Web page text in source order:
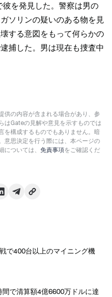
を発見した。警察は男の
ソリンの疑いのある物を見
する意図をもって何らかの
捕した。男は現在も捜査中
供の内容が含まれる場合があり、参
はGateの見解や意見を示すものでは
を構成するものでもありません。暗
意思決定を行う際には、本ページの
ついては、 免責事項をご確認くだ
で400台以上のマイニング機
で清算額4億6600万ドルに達